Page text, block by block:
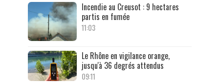
Incendie au Creusot : 9 hectares
partis en fumée
11:03
Le Rhône en vigilance orange,
jusqu'à 36 degrés attendus
09:11